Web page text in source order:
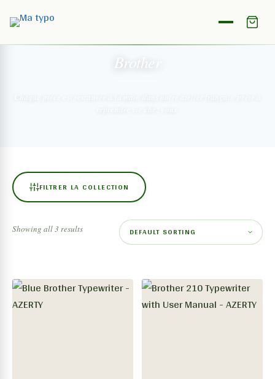
Brother
FILTRER LA COLLECTION
Showing all 3 results